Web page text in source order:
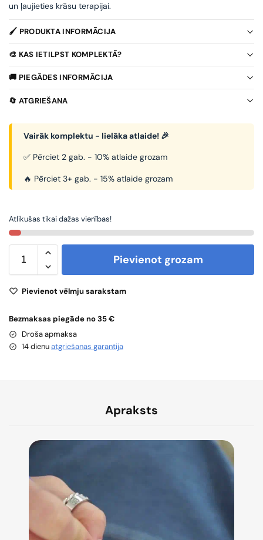
un ļaujieties krāsu terapijai.
🖌️ PRODUKTA INFORMĀCIJA
🎨 KAS IETILPST KOMPLEKTĀ?
🚚 PIEGĀDES INFORMĀCIJA
🔄 ATGRIEŠANA
Vairāk komplektu - lielāka atlaide! 🎉
✅ Pērciet 2 gab. - 10% atlaide grozam
🔥 Pērciet 3+ gab. - 15% atlaide grozam
Atlikušas tikai dažas vienības!
Pievienot grozam
Pievienot vēlmju sarakstam
Bezmaksas piegāde no 35 €
Droša apmaksa
14 dienuatgriešanas garantija
Apraksts